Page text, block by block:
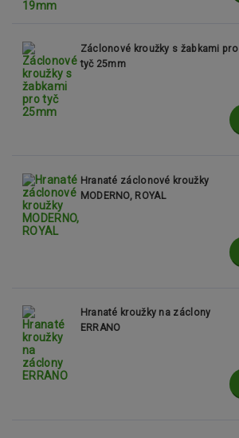
Záclonové kroužky s žabkami pro
tyč 25mm
Hranaté záclonové kroužky
MODERNO, ROYAL
Hranaté kroužky na záclony
ERRANO